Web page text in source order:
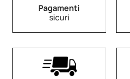
Pagamenti
sicuri